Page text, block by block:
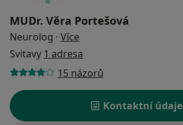
MUDr. Věra Portešová
Neurolog · Více
Svitavy 1 adresa
15 názorů
Kontaktní údaje